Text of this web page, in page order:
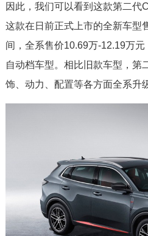
因此，我们可以看到这款第二代
这款在日前正式上市的全新车型
间，全系售价10.69万-12.19万
自动档车型。相比旧款车型，第
饰、动力、配置等各方面全系升